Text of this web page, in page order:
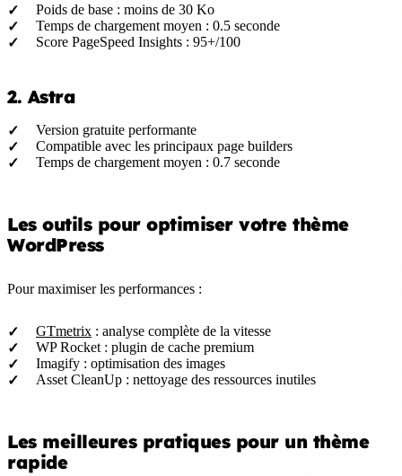
Poids de base : moins de 30 Ko
Temps de chargement moyen : 0.5 seconde
Score PageSpeed Insights : 95+/100
2. Astra
Version gratuite performante
Compatible avec les principaux page builders
Temps de chargement moyen : 0.7 seconde
Les outils pour optimiser votre thème
WordPress
Pour maximiser les performances :
GTmetrix : analyse complète de la vitesse
WP Rocket : plugin de cache premium
Imagify : optimisation des images
Asset CleanUp : nettoyage des ressources inutiles
Les meilleures pratiques pour un thème
rapide